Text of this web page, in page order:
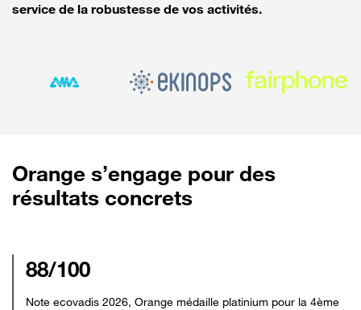
service de la robustesse de vos activités.
Orange s’engage pour des
résultats concrets
88/100
Note ecovadis 2026, Orange médaille platinium pour la 4ème